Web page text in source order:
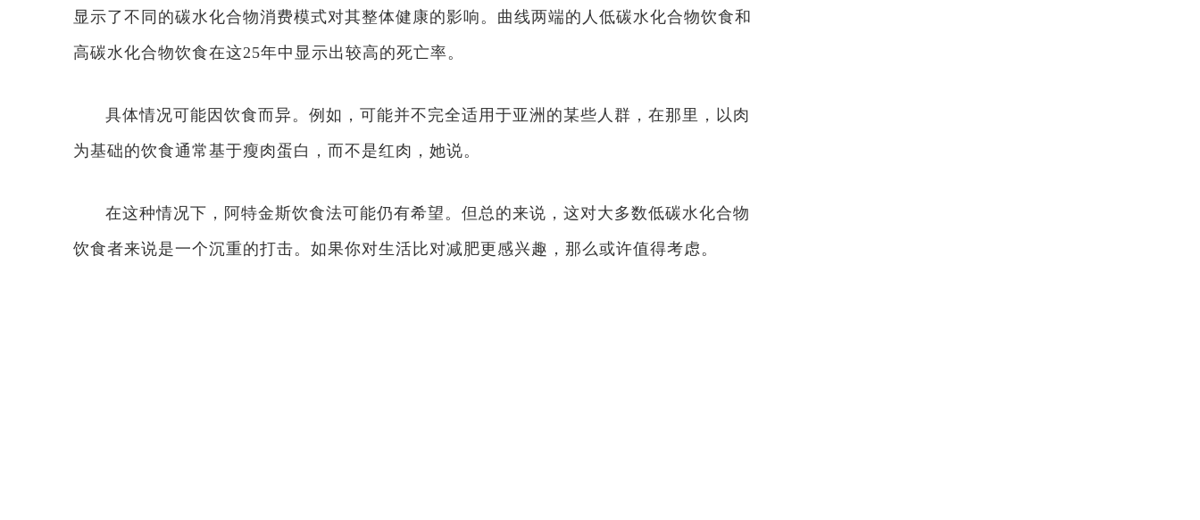
显示了不同的碳水化合物消费模式对其整体健康的影响。曲线两端的人低碳水化合物饮食和
高碳水化合物饮食在这25年中显示出较高的死亡率。
具体情况可能因饮食而异。例如，可能并不完全适用于亚洲的某些人群，在那里，以肉
为基础的饮食通常基于瘦肉蛋白，而不是红肉，她说。
在这种情况下，阿特金斯饮食法可能仍有希望。但总的来说，这对大多数低碳水化合物
饮食者来说是一个沉重的打击。如果你对生活比对减肥更感兴趣，那么或许值得考虑。